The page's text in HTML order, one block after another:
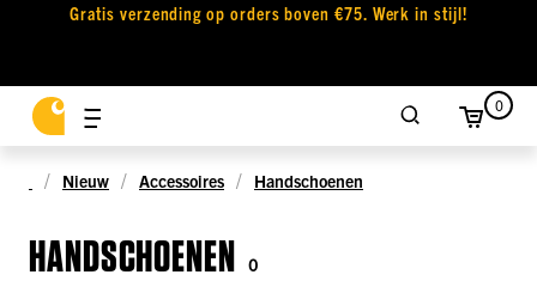
Gratis verzending op orders boven €75. Werk in stijl!
0
Nieuw Accessoires Handschoenen
HANDSCHOENEN 0